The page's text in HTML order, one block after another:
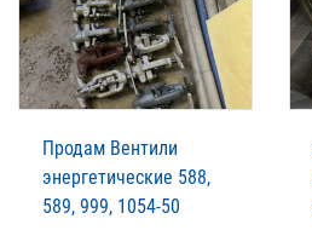
Продам Вентили
энергетические 588,
589, 999, 1054-50